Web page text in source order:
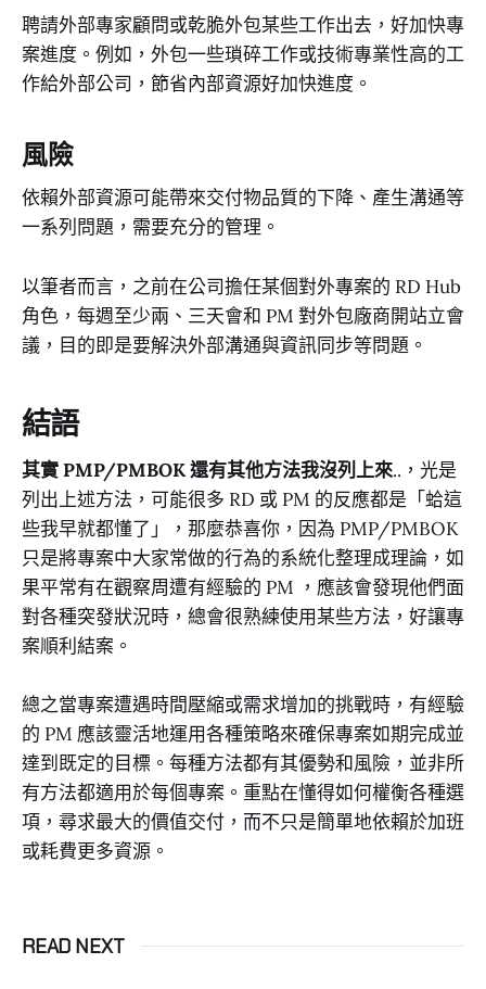
聘請外部專家顧問或乾脆外包某些工作出去，好加快專
案進度。例如，外包一些瑣碎工作或技術專業性高的工
作給外部公司，節省內部資源好加快進度。
風險
依賴外部資源可能帶來交付物品質的下降、產生溝通等
一系列問題，需要充分的管理。
以筆者而言，之前在公司擔任某個對外專案的 RD Hub
角色，每週至少兩、三天會和 PM 對外包廠商開站立會
議，目的即是要解決外部溝通與資訊同步等問題。
結語
其實 PMP/PMBOK 還有其他方法我沒列上來..，光是
列出上述方法，可能很多 RD 或 PM 的反應都是「蛤這
些我早就都懂了」，那麼恭喜你，因為 PMP/PMBOK
只是將專案中大家常做的行為的系統化整理成理論，如
果平常有在觀察周遭有經驗的 PM ，應該會發現他們面
對各種突發狀況時，總會很熟練使用某些方法，好讓專
案順利結案。
總之當專案遭遇時間壓縮或需求增加的挑戰時，有經驗
的 PM 應該靈活地運用各種策略來確保專案如期完成並
達到既定的目標。每種方法都有其優勢和風險，並非所
有方法都適用於每個專案。重點在懂得如何權衡各種選
項，尋求最大的價值交付，而不只是簡單地依賴於加班
或耗費更多資源。
READ NEXT